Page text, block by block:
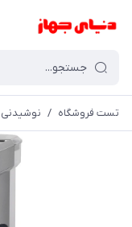
تست فروشگاه / نوشیدنی